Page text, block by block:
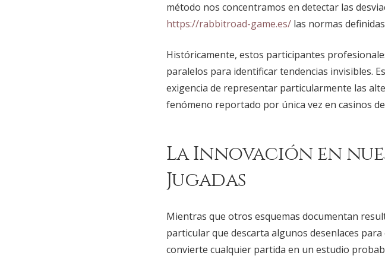
método nos concentramos en detectar las
https://rabbitroad-game.es/las normas
Históricamente, estos participantes
paralelos para identificar tendencias invisibles.
exigencia de representar particularmente las
fenómeno reportado por única vez en casinos
La Innovación en
Jugadas
Mientras que otros esquemas documentan
particular que descarta algunos desenlaces
convierte cualquier partida en un estudio